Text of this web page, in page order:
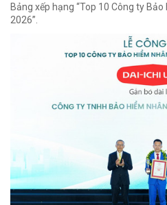
Bảng xếp hạng “Top 10 Công ty
2026”.